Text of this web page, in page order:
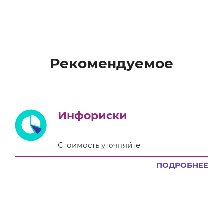
Рекомендуемое
Инфориски
Стоимость уточняйте
ПОДРОБНЕЕ